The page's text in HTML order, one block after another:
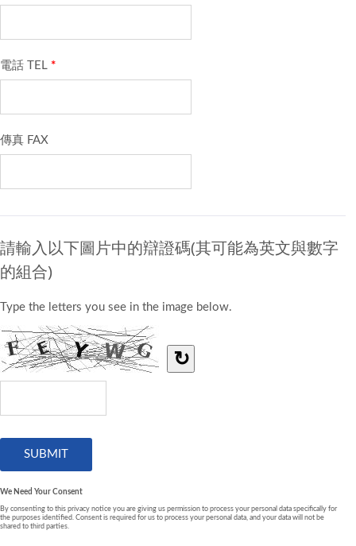
電話 TEL *
傳真 FAX
請輸入以下圖片中的辯證碼(其可能為英文與數字
的組合)
Type the letters you see in the image below.
↻
We Need Your Consent
By consenting to this privacy notice you are giving us permission to process your personal data specifically for
the purposes identified. Consent is required for us to process your personal data, and your data will not be
shared to third parties.